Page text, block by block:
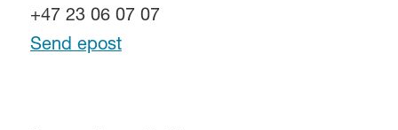
+47 23 06 07 07
Send epost